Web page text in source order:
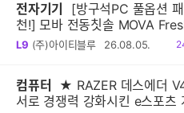
전자기기
[방구석PC 풀옵션
천!] 모바 전동칫솔 MOVA
수 10단계 진동 음파 전동칫솔
L9 (주)아이티블루 26.08.05.
읽
컴퓨터
★ RAZER 데스에더
서로 경쟁력 강화시킨 e스포츠